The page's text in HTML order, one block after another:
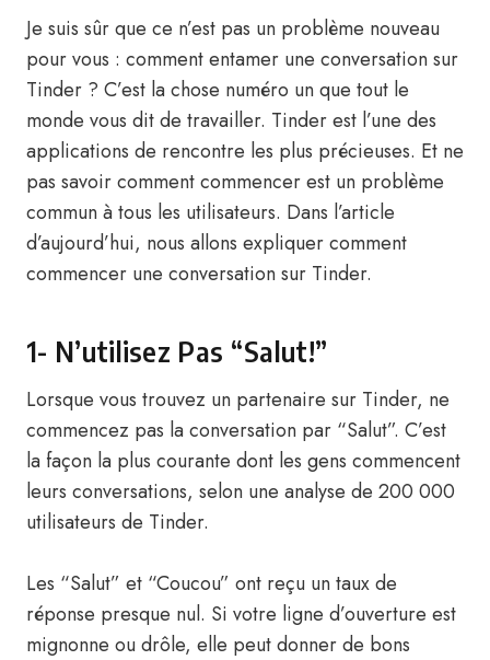
Je suis sûr que ce n’est pas un problème nouveau
pour vous : comment entamer une conversation sur
Tinder ? C’est la chose numéro un que tout le
monde vous dit de travailler. Tinder est l’une des
applications de rencontre les plus précieuses. Et ne
pas savoir comment commencer est un problème
commun à tous les utilisateurs. Dans l’article
d’aujourd’hui, nous allons expliquer comment
commencer une conversation sur Tinder.
1- N’utilisez Pas “Salut!”
Lorsque vous trouvez un partenaire sur Tinder, ne
commencez pas la conversation par “Salut”. C’est
la façon la plus courante dont les gens commencent
leurs conversations, selon une analyse de 200 000
utilisateurs de Tinder.
Les “Salut” et “Coucou” ont reçu un taux de
réponse presque nul. Si votre ligne d’ouverture est
mignonne ou drôle, elle peut donner de bons